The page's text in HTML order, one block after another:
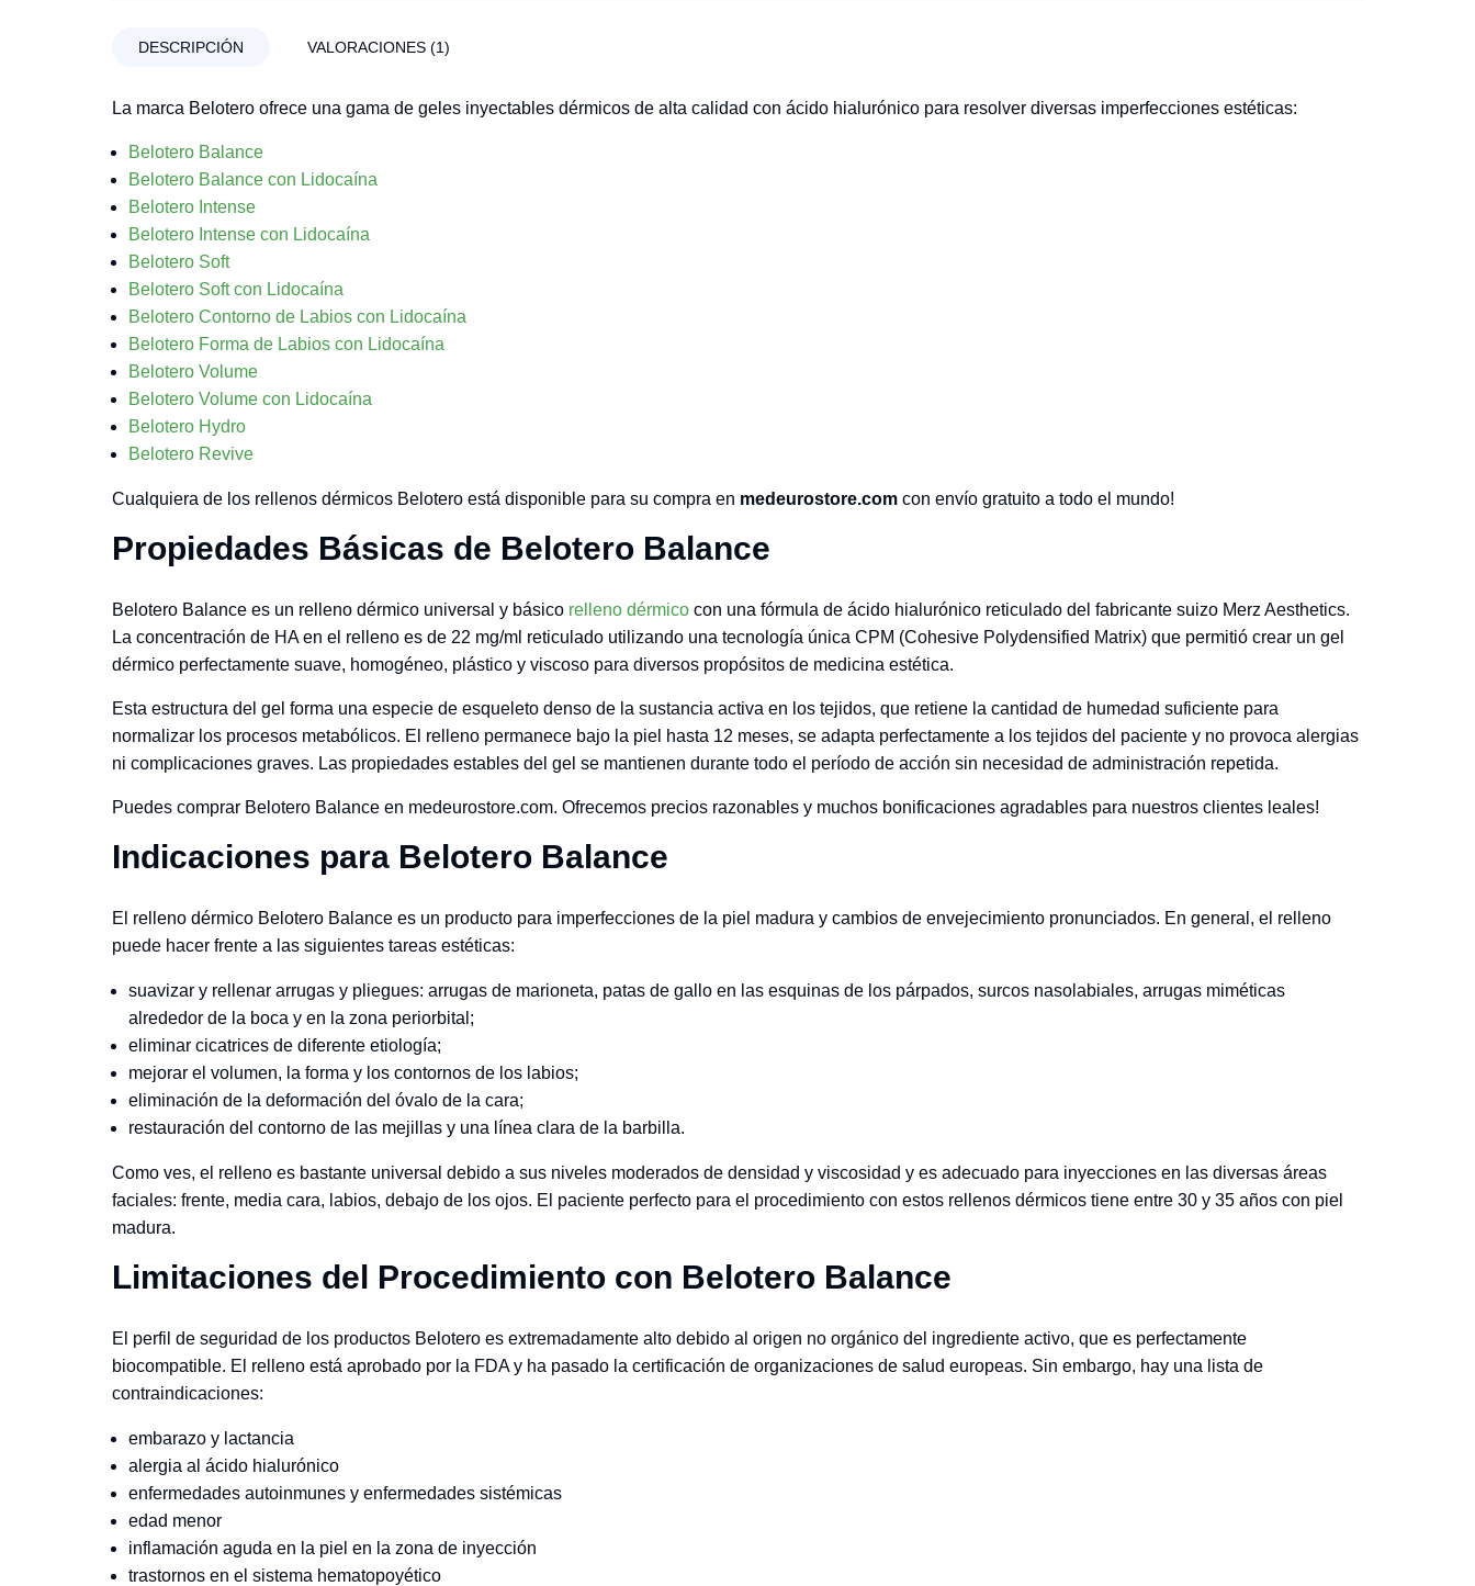
DESCRIPCIÓN VALORACIONES (1)
La marca Belotero ofrece una gama de geles inyectables dérmicos de alta calidad con ácido hialurónico para resolver diversas imperfecciones estéticas:
Belotero Balance
Belotero Balance con Lidocaína
Belotero Intense
Belotero Intense con Lidocaína
Belotero Soft
Belotero Soft con Lidocaína
Belotero Contorno de Labios con Lidocaína
Belotero Forma de Labios con Lidocaína
Belotero Volume
Belotero Volume con Lidocaína
Belotero Hydro
Belotero Revive
Cualquiera de los rellenos dérmicos Belotero está disponible para su compra en medeurostore.com con envío gratuito a todo el mundo!
Propiedades Básicas de Belotero Balance
Belotero Balance es un relleno dérmico universal y básico relleno dérmico con una fórmula de ácido hialurónico reticulado del fabricante suizo Merz Aesthetics.
La concentración de HA en el relleno es de 22 mg/ml reticulado utilizando una tecnología única CPM (Cohesive Polydensified Matrix) que permitió crear un gel
dérmico perfectamente suave, homogéneo, plástico y viscoso para diversos propósitos de medicina estética.
Esta estructura del gel forma una especie de esqueleto denso de la sustancia activa en los tejidos, que retiene la cantidad de humedad suficiente para
normalizar los procesos metabólicos. El relleno permanece bajo la piel hasta 12 meses, se adapta perfectamente a los tejidos del paciente y no provoca alergias
ni complicaciones graves. Las propiedades estables del gel se mantienen durante todo el período de acción sin necesidad de administración repetida.
Puedes comprar Belotero Balance en medeurostore.com. Ofrecemos precios razonables y muchos bonificaciones agradables para nuestros clientes leales!
Indicaciones para Belotero Balance
El relleno dérmico Belotero Balance es un producto para imperfecciones de la piel madura y cambios de envejecimiento pronunciados. En general, el relleno
puede hacer frente a las siguientes tareas estéticas:
suavizar y rellenar arrugas y pliegues: arrugas de marioneta, patas de gallo en las esquinas de los párpados, surcos nasolabiales, arrugas miméticas
alrededor de la boca y en la zona periorbital;
eliminar cicatrices de diferente etiología;
mejorar el volumen, la forma y los contornos de los labios;
eliminación de la deformación del óvalo de la cara;
restauración del contorno de las mejillas y una línea clara de la barbilla.
Como ves, el relleno es bastante universal debido a sus niveles moderados de densidad y viscosidad y es adecuado para inyecciones en las diversas áreas
faciales: frente, media cara, labios, debajo de los ojos. El paciente perfecto para el procedimiento con estos rellenos dérmicos tiene entre 30 y 35 años con piel
madura.
Limitaciones del Procedimiento con Belotero Balance
El perfil de seguridad de los productos Belotero es extremadamente alto debido al origen no orgánico del ingrediente activo, que es perfectamente
biocompatible. El relleno está aprobado por la FDA y ha pasado la certificación de organizaciones de salud europeas. Sin embargo, hay una lista de
contraindicaciones:
embarazo y lactancia
alergia al ácido hialurónico
enfermedades autoinmunes y enfermedades sistémicas
edad menor
inflamación aguda en la piel en la zona de inyección
trastornos en el sistema hematopoyético